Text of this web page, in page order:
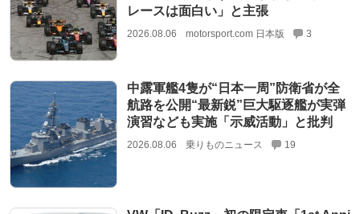
レースは面白い」と主張
2026.08.06 motorsport.com 日本版 3
中露軍艦4隻が“日本一周”防衛省が全
航路を公開“最新鋭”巨大駆逐艦が実弾
演習なども実施「示威活動」と批判
2026.08.06 乗りものニュース 19